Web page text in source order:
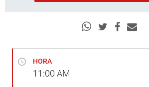
HORA
11:00 AM